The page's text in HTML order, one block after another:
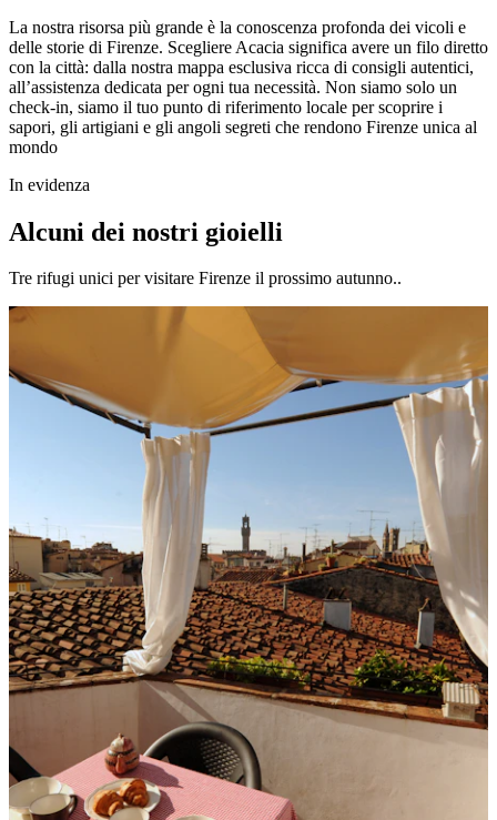
La nostra risorsa più grande è la conoscenza profonda dei vicoli e
delle storie di Firenze. Scegliere Acacia significa avere un filo diretto
con la città: dalla nostra mappa esclusiva ricca di consigli autentici,
all’assistenza dedicata per ogni tua necessità. Non siamo solo un
check-in, siamo il tuo punto di riferimento locale per scoprire i
sapori, gli artigiani e gli angoli segreti che rendono Firenze unica al
mondo
In evidenza
Alcuni dei nostri gioielli
Tre rifugi unici per visitare Firenze il prossimo autunno..